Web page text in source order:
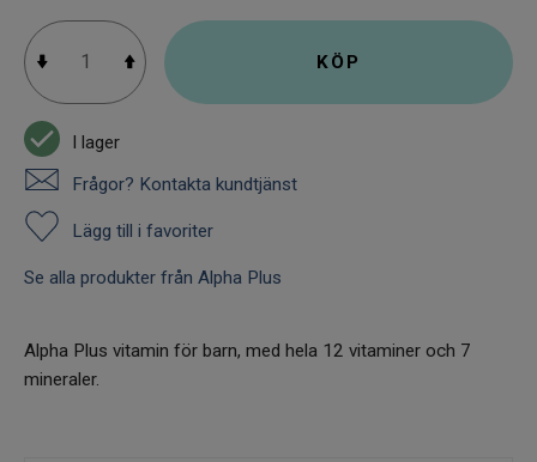
KÖP
I lager
Frågor? Kontakta kundtjänst
Lägg till i favoriter
Se alla produkter från Alpha Plus
Alpha Plus vitamin för barn, med hela 12 vitaminer och 7
mineraler.